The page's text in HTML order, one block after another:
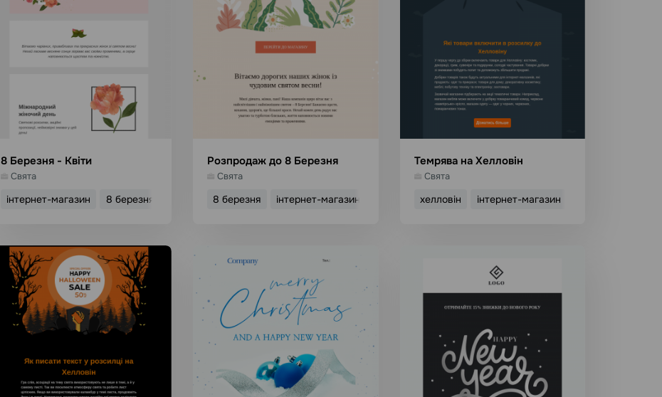
8 Березня - Квіти
Свята
інтернет-магазин 8 березня
Використати шаблон
Детальніше
Розпродаж до 8 Березня
Свята
8 березня інтернет-магазин розпродаж
Темрява на Хелловін
Свята
хелловін інтернет-магазин
Детальніше